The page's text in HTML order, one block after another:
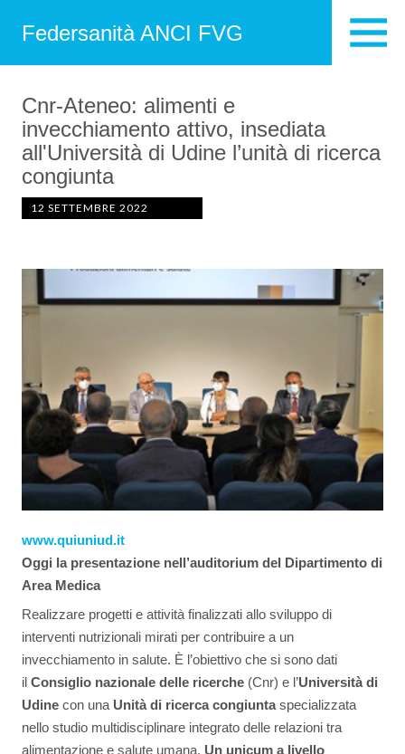
Federsanità ANCI FVG
Cnr-Ateneo: alimenti e
invecchiamento attivo, insediata
all'Università di Udine l’unità di ricerca
congiunta
12 SETTEMBRE 2022
www.quiuniud.it
Oggi la presentazione nell’auditorium del Dipartimento di
Area Medica
Realizzare progetti e attività finalizzati allo sviluppo di
interventi nutrizionali mirati per contribuire a un
invecchiamento in salute. È l’obiettivo che si sono dati
il Consiglio nazionale delle ricerche (Cnr) e l’Università di
Udine con una Unità di ricerca congiuntaspecializzata
nello studio multidisciplinare integrato delle relazioni tra
alimentazione e salute umana. Un unicum a livello